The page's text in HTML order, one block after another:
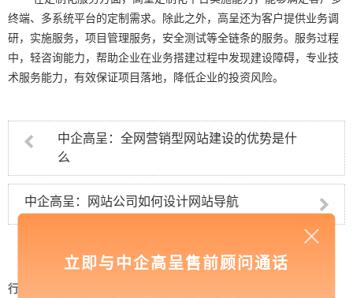
终端、多系统平台的定制需求。除此之外，高呈还为客户提供业务调
研，实施服务，项目管理服务，安全测试等全链条的服务。服务过程
中，轻咨询能力，帮助企业在业务搭建过程中发现建设障碍，专业技
术服务能力，有效保证项目落地，降低企业的投资风险。
中企高呈：全网营销型网站建设的优势是什
么
中企高呈：网站公司如何设计网站导航
行业资讯
立即与中企高呈售前顾问通话